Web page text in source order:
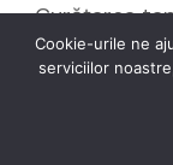
Curățarea
este un moft,
decembrie 15, 2025
Cookie-urile ne
serviciilor